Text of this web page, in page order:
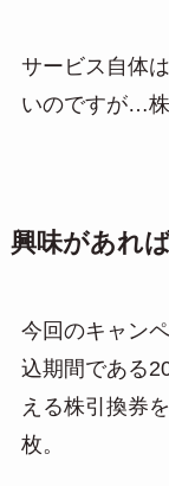
サービス自体
いのですが…株
興味があれ
今回のキャン
込期間である
える株引換券
枚。